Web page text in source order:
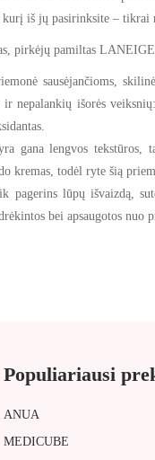
iš jų pasirinksite – tikrai
pirkėjų pamiltas
sausėjančioms,
nepalankių išorės
gana lengvos
kremas, todėl ryte šią
pagerins lūpų išvaizdą,
bei apsaugotos nuo
Populiariausi
ANUA
MEDICUBE